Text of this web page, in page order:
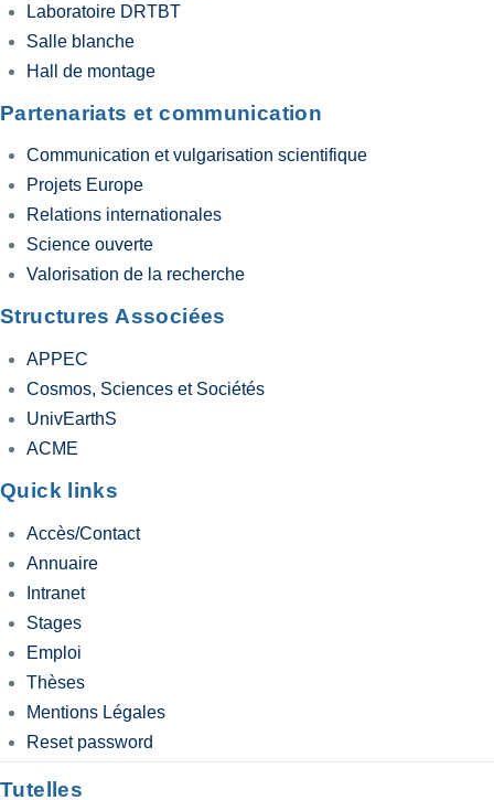
Laboratoire DRTBT
Salle blanche
Hall de montage
Partenariats et communication
Communication et vulgarisation scientifique
Projets Europe
Relations internationales
Science ouverte
Valorisation de la recherche
Structures Associées
APPEC
Cosmos, Sciences et Sociétés
UnivEarthS
ACME
Quick links
Accès/Contact
Annuaire
Intranet
Stages
Emploi
Thèses
Mentions Légales
Reset password
Tutelles